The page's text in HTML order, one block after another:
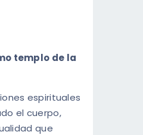
templo de la
espirituales
el cuerpo,
que